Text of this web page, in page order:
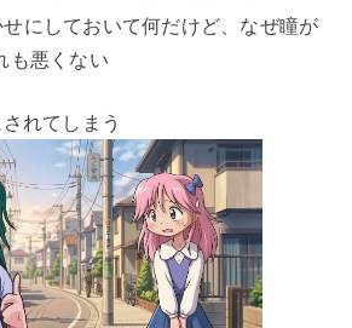
にしておいて何だけど、なぜ瞳が
も悪くない
れてしまう